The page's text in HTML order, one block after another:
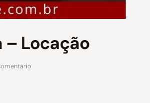
– Locação